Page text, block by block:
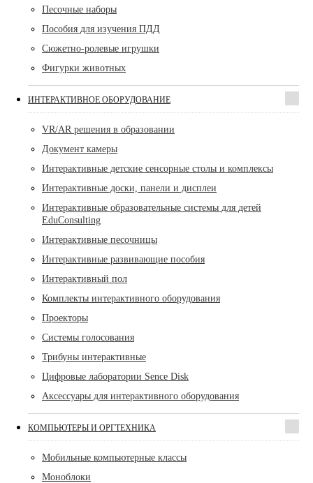
Песочные наборы
Пособия для изучения ПДД
Сюжетно-ролевые игрушки
Фигурки животных
ИНТЕРАКТИВНОЕ ОБОРУДОВАНИЕ
VR/AR решения в образовании
Документ камеры
Интерактивные детские сенсорные столы и комплексы
Интерактивные доски, панели и дисплеи
Интерактивные образовательные системы для детей
EduConsulting
Интерактивные песочницы
Интерактивные развивающие пособия
Интерактивный пол
Комплекты интерактивного оборудования
Проекторы
Системы голосования
Трибуны интерактивные
Цифровые лаборатории Sence Disk
Аксессуары для интерактивного оборудования
КОМПЬЮТЕРЫ И ОРГТЕХНИКА
Мобильные компьютерные классы
Моноблоки